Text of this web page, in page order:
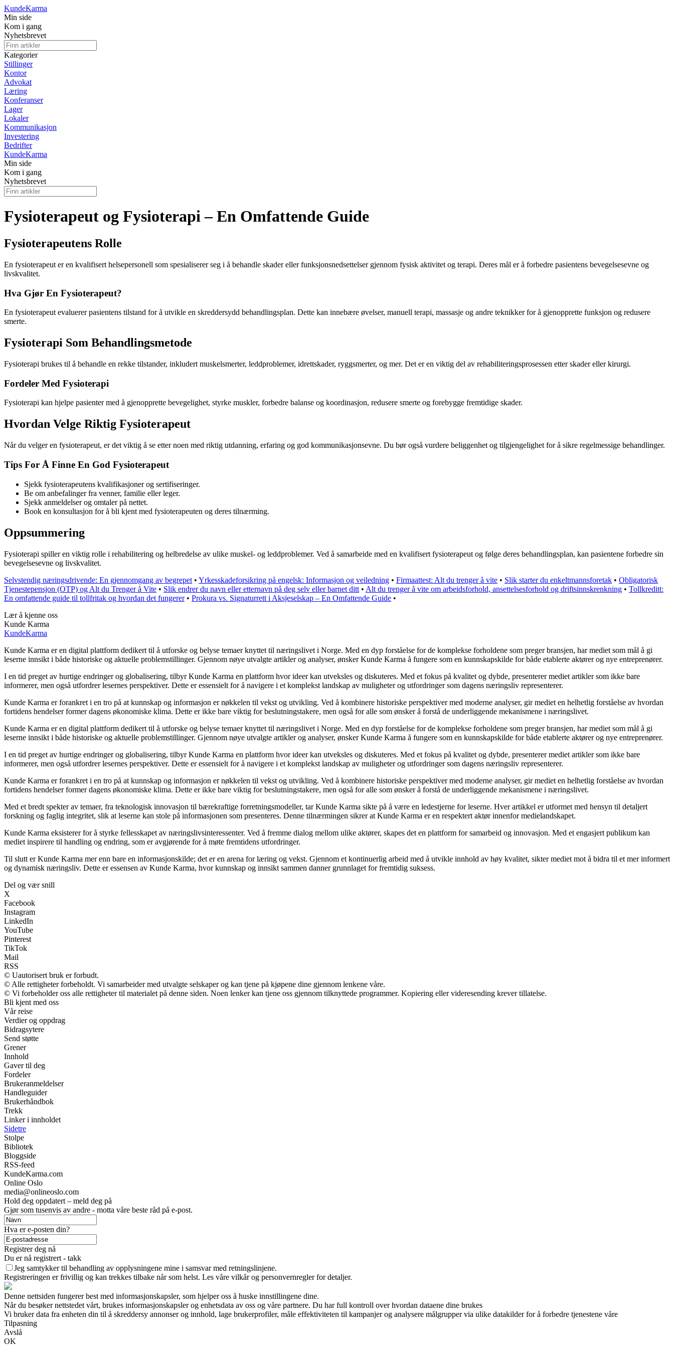
KundeKarma
Min side
Kom i gang
Nyhetsbrevet
Kategorier
Stillinger
Kontor
Advokat
Læring
Konferanser
Lager
Lokaler
Kommunikasjon
Investering
Bedrifter
KundeKarma
Min side
Kom i gang
Nyhetsbrevet
Fysioterapeut og Fysioterapi – En Omfattende Guide
Fysioterapeutens Rolle
En fysioterapeut er en kvalifisert helsepersonell som spesialiserer seg i å behandle skader eller funksjonsnedsettelser gjennom fysisk aktivitet og terapi. Deres mål er å forbedre pasientens bevegelsesevne og
livskvalitet.
Hva Gjør En Fysioterapeut?
En fysioterapeut evaluerer pasientens tilstand for å utvikle en skreddersydd behandlingsplan. Dette kan innebære øvelser, manuell terapi, massasje og andre teknikker for å gjenopprette funksjon og redusere
smerte.
Fysioterapi Som Behandlingsmetode
Fysioterapi brukes til å behandle en rekke tilstander, inkludert muskelsmerter, leddproblemer, idrettskader, ryggsmerter, og mer. Det er en viktig del av rehabiliteringsprosessen etter skader eller kirurgi.
Fordeler Med Fysioterapi
Fysioterapi kan hjelpe pasienter med å gjenopprette bevegelighet, styrke muskler, forbedre balanse og koordinasjon, redusere smerte og forebygge fremtidige skader.
Hvordan Velge Riktig Fysioterapeut
Når du velger en fysioterapeut, er det viktig å se etter noen med riktig utdanning, erfaring og god kommunikasjonsevne. Du bør også vurdere beliggenhet og tilgjengelighet for å sikre regelmessige behandlinger.
Tips For Å Finne En God Fysioterapeut
Sjekk fysioterapeutens kvalifikasjoner og sertifiseringer.
Be om anbefalinger fra venner, familie eller leger.
Sjekk anmeldelser og omtaler på nettet.
Book en konsultasjon for å bli kjent med fysioterapeuten og deres tilnærming.
Oppsummering
Fysioterapi spiller en viktig rolle i rehabilitering og helbredelse av ulike muskel- og leddproblemer. Ved å samarbeide med en kvalifisert fysioterapeut og følge deres behandlingsplan, kan pasientene forbedre sin
bevegelsesevne og livskvalitet.
Selvstendig næringsdrivende: En gjennomgang av begrepet • Yrkesskadeforsikring på engelsk: Informasjon og veiledning • Firmaattest: Alt du trenger å vite • Slik starter du enkeltmannsforetak • Obligatorisk
Tjenestepensjon (OTP) og Alt du Trenger å Vite • Slik endrer du navn eller etternavn på deg selv eller barnet ditt • Alt du trenger å vite om arbeidsforhold, ansettelsesforhold og driftsinnskrenkning • Tollkreditt:
En omfattende guide til tollfritak og hvordan det fungerer• Prokura vs. Signaturrett i Aksjeselskap – En Omfattende Guide •
Lær å kjenne oss
Kunde Karma
KundeKarma
Kunde Karma er en digital plattform dedikert til å utforske og belyse temaer knyttet til næringslivet i Norge. Med en dyp forståelse for de komplekse forholdene som preger bransjen, har mediet som mål å gi
leserne innsikt i både historiske og aktuelle problemstillinger. Gjennom nøye utvalgte artikler og analyser, ønsker Kunde Karma å fungere som en kunnskapskilde for både etablerte aktører og nye entreprenører.
I en tid preget av hurtige endringer og globalisering, tilbyr Kunde Karma en plattform hvor ideer kan utveksles og diskuteres. Med et fokus på kvalitet og dybde, presenterer mediet artikler som ikke bare
informerer, men også utfordrer lesernes perspektiver. Dette er essensielt for å navigere i et komplekst landskap av muligheter og utfordringer som dagens næringsliv representerer.
Kunde Karma er forankret i en tro på at kunnskap og informasjon er nøkkelen til vekst og utvikling. Ved å kombinere historiske perspektiver med moderne analyser, gir mediet en helhetlig forståelse av hvordan
fortidens hendelser former dagens økonomiske klima. Dette er ikke bare viktig for beslutningstakere, men også for alle som ønsker å forstå de underliggende mekanismene i næringslivet.
Kunde Karma er en digital plattform dedikert til å utforske og belyse temaer knyttet til næringslivet i Norge. Med en dyp forståelse for de komplekse forholdene som preger bransjen, har mediet som mål å gi
leserne innsikt i både historiske og aktuelle problemstillinger. Gjennom nøye utvalgte artikler og analyser, ønsker Kunde Karma å fungere som en kunnskapskilde for både etablerte aktører og nye entreprenører.
I en tid preget av hurtige endringer og globalisering, tilbyr Kunde Karma en plattform hvor ideer kan utveksles og diskuteres. Med et fokus på kvalitet og dybde, presenterer mediet artikler som ikke bare
informerer, men også utfordrer lesernes perspektiver. Dette er essensielt for å navigere i et komplekst landskap av muligheter og utfordringer som dagens næringsliv representerer.
Kunde Karma er forankret i en tro på at kunnskap og informasjon er nøkkelen til vekst og utvikling. Ved å kombinere historiske perspektiver med moderne analyser, gir mediet en helhetlig forståelse av hvordan
fortidens hendelser former dagens økonomiske klima. Dette er ikke bare viktig for beslutningstakere, men også for alle som ønsker å forstå de underliggende mekanismene i næringslivet.
Med et bredt spekter av temaer, fra teknologisk innovasjon til bærekraftige forretningsmodeller, tar Kunde Karma sikte på å være en ledestjerne for leserne. Hver artikkel er utformet med hensyn til detaljert
forskning og faglig integritet, slik at leserne kan stole på informasjonen som presenteres. Denne tilnærmingen sikrer at Kunde Karma er en respektert aktør innenfor medielandskapet.
Kunde Karma eksisterer for å styrke fellesskapet av næringslivsinteressenter. Ved å fremme dialog mellom ulike aktører, skapes det en plattform for samarbeid og innovasjon. Med et engasjert publikum kan
mediet inspirere til handling og endring, som er avgjørende for å møte fremtidens utfordringer.
Til slutt er Kunde Karma mer enn bare en informasjonskilde; det er en arena for læring og vekst. Gjennom et kontinuerlig arbeid med å utvikle innhold av høy kvalitet, sikter mediet mot å bidra til et mer informert
og dynamisk næringsliv. Dette er essensen av Kunde Karma, hvor kunnskap og innsikt sammen danner grunnlaget for fremtidig suksess.
Del og vær snill
X
Facebook
Instagram
LinkedIn
YouTube
Pinterest
TikTok
Mail
RSS
© Uautorisert bruk er forbudt.
© Alle rettigheter forbeholdt. Vi samarbeider med utvalgte selskaper og kan tjene på kjøpene dine gjennom lenkene våre.
© Vi forbeholder oss alle rettigheter til materialet på denne siden. Noen lenker kan tjene oss gjennom tilknyttede programmer. Kopiering eller videresending krever tillatelse.
Bli kjent med oss
Vår reise
Verdier og oppdrag
Bidragsytere
Send støtte
Grener
Innhold
Gaver til deg
Fordeler
Brukeranmeldelser
Handleguider
Brukerhåndbok
Trekk
Linker i innholdet
Sidetre
Stolpe
Bibliotek
Bloggside
RSS-feed
KundeKarma.com
Online Oslo
media@onlineoslo.com
Hold deg oppdatert – meld deg på
Gjør som tusenvis av andre - motta våre beste råd på e-post.
Hva er e-posten din?
Registrer deg nå
Du er nå registrert - takk
Jeg samtykker til behandling av opplysningene mine i samsvar med retningslinjene.
Registreringen er frivillig og kan trekkes tilbake når som helst. Les våre vilkår og personvernregler for detaljer.
Denne nettsiden fungerer best med informasjonskapsler, som hjelper oss å huske innstillingene dine.
Når du besøker nettstedet vårt, brukes informasjonskapsler og enhetsdata av oss og våre partnere. Du har full kontroll over hvordan dataene dine brukes
Vi bruker data fra enheten din til å skreddersy annonser og innhold, lage brukerprofiler, måle effektiviteten til kampanjer og analysere målgrupper via ulike datakilder for å forbedre tjenestene våre
Tilpasning
Avslå
OK